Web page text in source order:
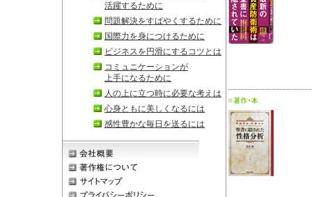
活躍するために
問題解決をすばやくするために
国際力を身につけるために
ビジネスを円滑にするコツとは
コミュニケーションが
上手になるために
人の上に立つ時に必要な考えは
心身ともに美しくなるには
感性豊かな毎日を送るには